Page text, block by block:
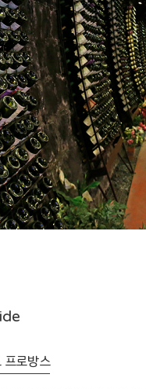
프로방스